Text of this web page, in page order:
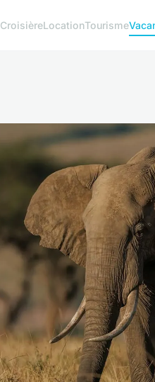
CroisièreLocationTourisme